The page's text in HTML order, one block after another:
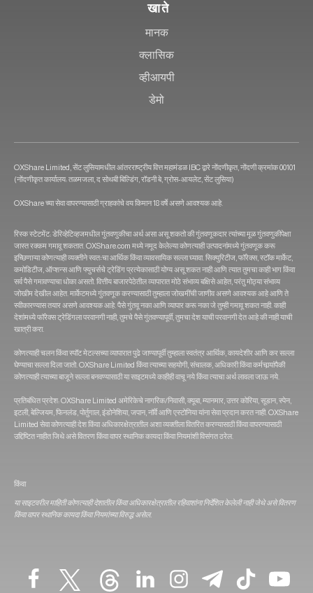
खाते
मानक
क्लासिक
व्हीआयपी
डेमो
OXShare Limited, सेंट लुसियामधील आंतरराष्ट्रीय वित्त महामंडळ IBC द्वारे नोंदणीकृत, नोंदणी क्रमांक 00101
(नोंदणीकृत कार्यालय: तळमजला, द सोथबी बिल्डिंग, रॉडनी बे, ग्रोस-आयलेट, सेंट लुसिया)
OXShare च्या सेवा वापरण्यासाठी ग्राहकांचे वय किमान 18 वर्षे असणे आवश्यक आहे.
रिस्क स्टेटमेंट: डेरिव्हेटिव्हजमधील गुंतवणुकीचा अर्थ असा असू शकतो की गुंतवणूकदार त्यांच्या मूळ गुंतवणुकीपेक्षा
जास्त रक्कम गमावू शकतात. OXShare.com मध्ये नमूद केलेल्या कोणत्याही उत्पादनांमध्ये गुंतवणूक करू
इच्छिणाऱ्या कोणत्याही व्यक्तीने स्वतःचा आर्थिक किंवा व्यावसायिक सल्ला घ्यावा. सिक्युरिटीज, फॉरेक्स, स्टॉक मार्केट,
कमोडिटीज, ऑप्शन्स आणि फ्युचर्सचे ट्रेडिंग प्रत्येकासाठी योग्य असू शकत नाही आणि त्यात तुमचा काही भाग किंवा
सर्व पैसे गमावण्याचा धोका असतो. वित्तीय बाजारपेठेतील व्यापारात मोठे संभाव्य बक्षिसे आहेत, परंतु मोठ्या संभाव्य
जोखीम देखील आहेत. मार्केटमध्ये गुंतवणूक करण्यासाठी तुम्हाला जोखमींची जाणीव असणे आवश्यक आहे आणि ते
स्वीकारण्यास तयार असणे आवश्यक आहे. पैसे गुंतवू नका आणि व्यापार करू नका जे तुम्ही गमावू शकत नाही. काही
देशांमध्ये फॉरेक्स ट्रेडिंगला परवानगी नाही, तुमचे पैसे गुंतवण्यापूर्वी, तुमचा देश याची परवानगी देत आहे की नाही याची
खात्री करा.
कोणत्याही चलन किंवा स्पॉट मेटल्सच्या व्यापारात पुढे जाण्यापूर्वी तुम्हाला स्वतंत्र आर्थिक, कायदेशीर आणि कर सल्ला
घेण्याचा सल्ला दिला जातो. OXShare Limited किंवा त्‍याच्‍या सहयोगी, संचालक, अधिकारी किंवा कर्मचार्‍यांपैकी
कोणत्‍याही त्‍याच्‍या बाजूने सल्‍ला बनवण्‍यासाठी या साइटमध्‍ये काहीही वाचू नये किंवा त्याचा अर्थ लावला जाऊ नये.
प्रतिबंधित प्रदेश: OXShare Limited अमेरिकेचे नागरिक/निवासी, क्यूबा, म्यानमार, उत्तर कोरिया, सूडान, स्पेन,
इटली, बेल्जियम, फिनलंड, पोर्तुगाल, इंडोनेशिया, जपान, नॉर्वे आणि एस्टोनिया यांना सेवा प्रदान करत नाही. OXShare
Limited सेवा कोणत्याही देश किंवा अधिकारक्षेत्रातील अशा व्यक्तीला वितरित करण्यासाठी किंवा वापरण्यासाठी
उद्दिष्टित नाहीत जिथे असे वितरण किंवा वापर स्थानिक कायदा किंवा नियमांशी विसंगत ठरेल.
किंवा
या साइटवरील माहिती कोणत्याही देशातील किंवा अधिकारक्षेत्रातील रहिवाशांना निर्देशित केलेली नाही जेथे असे वितरण
किंवा वापर स्थानिक कायदा किंवा नियमांच्या विरुद्ध असेल.